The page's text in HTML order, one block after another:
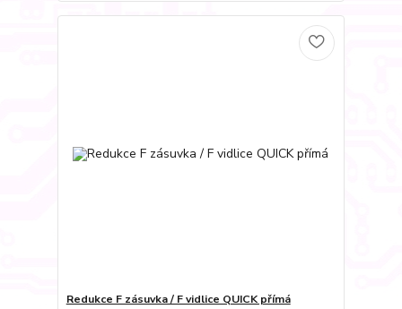
Redukce F zásuvka / F vidlice QUICK přímá